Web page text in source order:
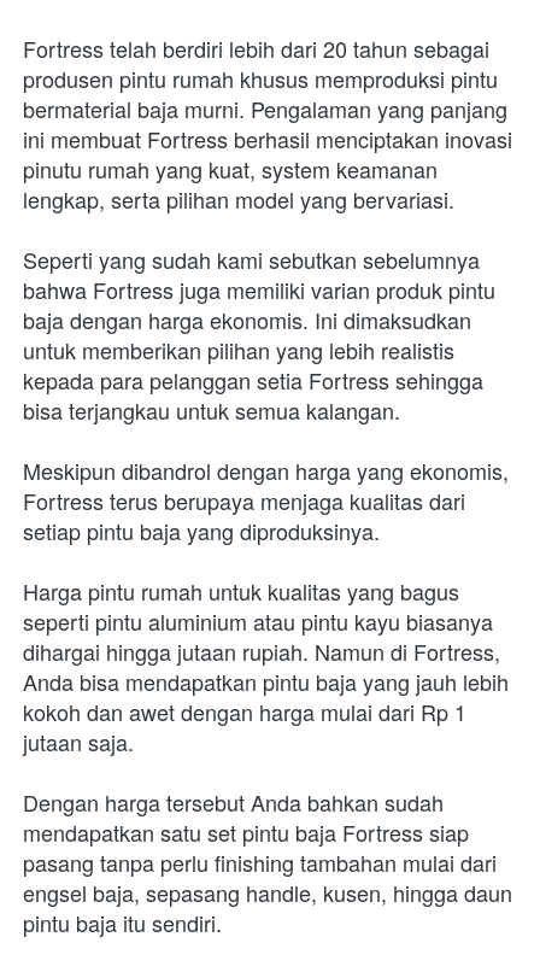
Fortress telah berdiri lebih dari 20 tahun sebagai
produsen pintu rumah khusus memproduksi pintu
bermaterial baja murni. Pengalaman yang panjang
ini membuat Fortress berhasil menciptakan inovasi
pinutu rumah yang kuat, system keamanan
lengkap, serta pilihan model yang bervariasi.
Seperti yang sudah kami sebutkan sebelumnya
bahwa Fortress juga memiliki varian produk pintu
baja dengan harga ekonomis. Ini dimaksudkan
untuk memberikan pilihan yang lebih realistis
kepada para pelanggan setia Fortress sehingga
bisa terjangkau untuk semua kalangan.
Meskipun dibandrol dengan harga yang ekonomis,
Fortress terus berupaya menjaga kualitas dari
setiap pintu baja yang diproduksinya.
Harga pintu rumah untuk kualitas yang bagus
seperti pintu aluminium atau pintu kayu biasanya
dihargai hingga jutaan rupiah. Namun di Fortress,
Anda bisa mendapatkan pintu baja yang jauh lebih
kokoh dan awet dengan harga mulai dari Rp 1
jutaan saja.
Dengan harga tersebut Anda bahkan sudah
mendapatkan satu set pintu baja Fortress siap
pasang tanpa perlu finishing tambahan mulai dari
engsel baja, sepasang handle, kusen, hingga daun
pintu baja itu sendiri.